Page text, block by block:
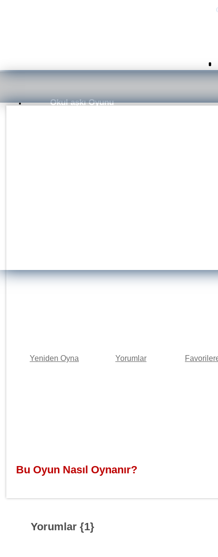
Okul aşkı Oyunu
Yeniden Oyna Yorumlar
Bu Oyun Nasıl Oynanır?
Yorumlar {1}